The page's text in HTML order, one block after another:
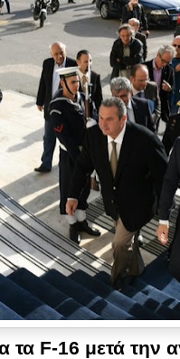
τα F-16 μετά